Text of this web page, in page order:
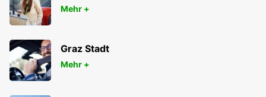
Mehr +
Graz Stadt
Mehr +